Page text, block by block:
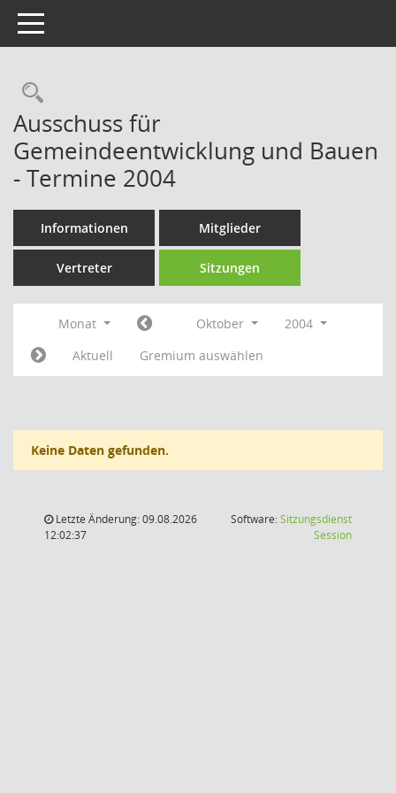
Toggle navigation
Rechercheauswahl
Ausschuss für
Gemeindeentwicklung und Bauen
- Termine 2004
Informationen Mitglieder
Vertreter Sitzungen
Monat Oktober
2004
Aktuell
Gremium auswählen
Keine Daten gefunden.
Letzte Änderung: 09.08.2026
12:02:37
Software:Sitzungsdienst
Session(Wird in